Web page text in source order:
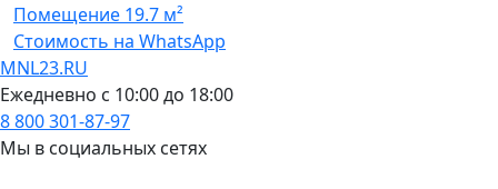
Помещение 19.7 м²
Стоимость на WhatsApp
MNL23.RU
Ежедневно с 10:00 до 18:00
8 800 301-87-97
Мы в социальных сетях